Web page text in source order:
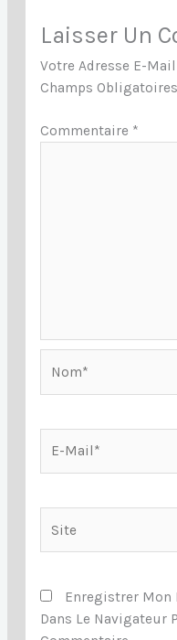
Laisser Un
Votre Adresse E-
Champs
Commentaire *
Mail*
Enregistrer Mon
Dans Le Navigateur